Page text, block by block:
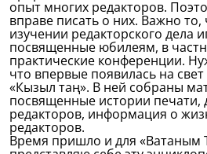
опыт многих редакторов.
вправе писать о них. Важно
изучении редакторского дела
посвященные юбилеям, в
практические конференции.
что впервые появилась на
«Кызыл таң». В ней собраны
посвященные истории печати,
редакторов, информация о
редакторов.
Время пришло и для «Ватаным